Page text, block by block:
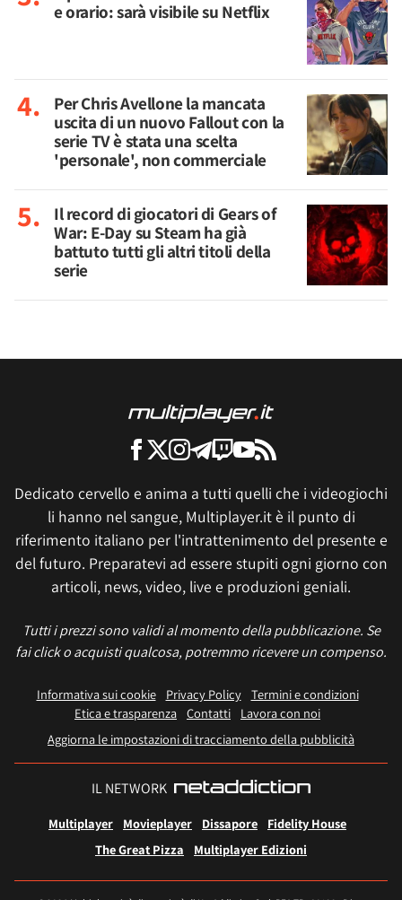
e orario: sarà visibile su Netflix
Per Chris Avellone la mancata
uscita di un nuovo Fallout con la
serie TV è stata una scelta
'personale', non commerciale
Il record di giocatori di Gears of
War: E-Day su Steam ha già
battuto tutti gli altri titoli della
serie
Dedicato cervello e anima a tutti quelli che i videogiochi
li hanno nel sangue, Multiplayer.it è il punto di
riferimento italiano per l'intrattenimento del presente e
del futuro. Preparatevi ad essere stupiti ogni giorno con
articoli, news, video, live e produzioni geniali.
Tutti i prezzi sono validi al momento della pubblicazione. Se
fai click o acquisti qualcosa, potremmo ricevere un compenso.
Informativa sui cookie Privacy Policy
Termini e condizioni
Etica e trasparenza Contatti
Lavora con noi
Aggiorna le impostazioni di tracciamento della pubblicità
IL NETWORK
Multiplayer Movieplayer Dissapore
Fidelity House
The Great Pizza
Multiplayer Edizioni